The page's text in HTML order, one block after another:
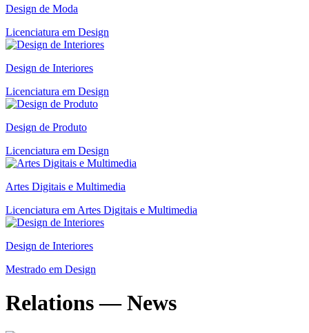
Design de Moda
Licenciatura em Design
Design de Interiores
Licenciatura em Design
Design de Produto
Licenciatura em Design
Artes Digitais e Multimedia
Licenciatura em Artes Digitais e Multimedia
Design de Interiores
Mestrado em Design
Relations — News